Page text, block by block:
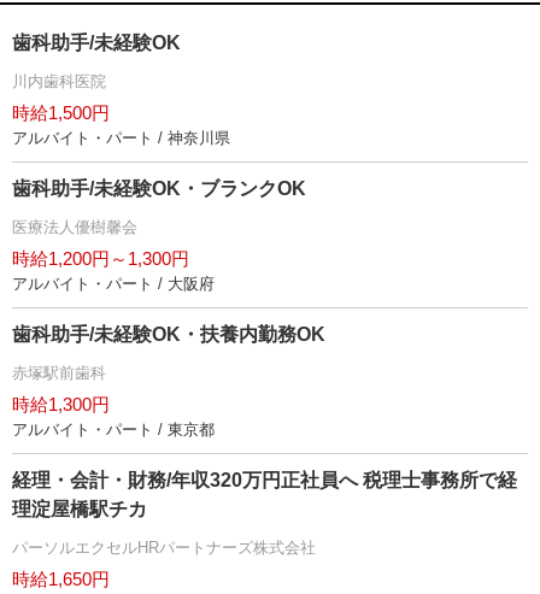
歯科助手/未経験OK
川内歯科医院
時給1,500円
アルバイト・パート / 神奈川県
歯科助手/未経験OK・ブランクOK
医療法人優樹馨会
時給1,200円～1,300円
アルバイト・パート / 大阪府
歯科助手/未経験OK・扶養内勤務OK
赤塚駅前歯科
時給1,300円
アルバイト・パート / 東京都
経理・会計・財務/年収320万円正社員へ 税理士事務所で経
理淀屋橋駅チカ
パーソルエクセルHRパートナーズ株式会社
時給1,650円